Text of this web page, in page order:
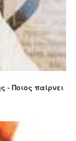
- Ποιος παίρνει